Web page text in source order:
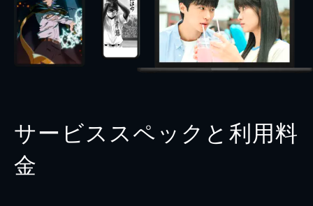
サービススペックと利用料
金